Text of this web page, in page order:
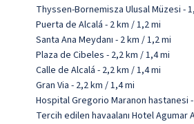
Thyssen-Bornemisza Ulusal Müzesi -
Puerta de Alcalá - 2 km / 1,2 mi
Santa Ana Meydanı - 2 km / 1,2 mi
Plaza de Cibeles - 2,2 km / 1,4 mi
Calle de Alcalá - 2,2 km / 1,4 mi
Gran Via - 2,2 km / 1,4 mi
Hospital Gregorio Maranon hastanesi
Tercih edilen havaalanı Hotel Agumar